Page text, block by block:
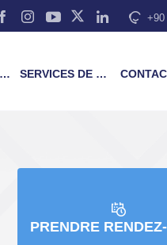
+90
SERVICES DE FORMATION
PRENDRE